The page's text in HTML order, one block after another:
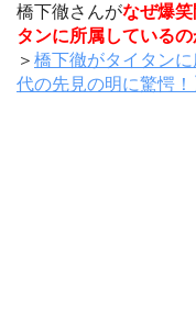
橋下徹さんがなぜ爆
タンに所属しているの
＞ 橋下徹がタイタン
代の先見の明に驚愕！